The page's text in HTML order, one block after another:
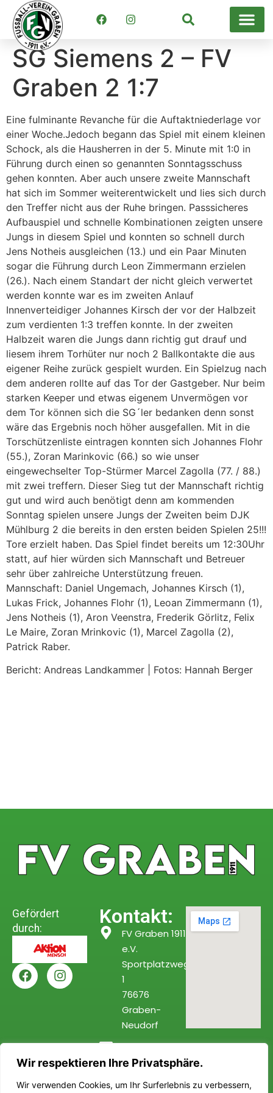
Wir respektieren Ihre Privatsphäre.
Wir verwenden Cookies, um Ihr Surferlebnis zu verbessern,
Suchen
SG Siemens 2 – FV
Graben 2 1:7
Eine fulminante Revanche für die Auftaktniederlage vor
einer Woche.Jedoch begann das Spiel mit einem kleinen
Schock, als die Hausherren in der 5. Minute mit 1:0 in
Führung durch einen so genannten Sonntagsschuss
gehen konnten. Aber auch unsere zweite Mannschaft
hat sich im Sommer weiterentwickelt und lies sich durch
den Treffer nicht aus der Ruhe bringen. Passsicheres
Aufbauspiel und schnelle Kombinationen zeigten unsere
Jungs in diesem Spiel und konnten so schnell durch
Jens Notheis ausgleichen (13.) und ein Paar Minuten
sogar die Führung durch Leon Zimmermann erzielen
(26.). Nach einem Standart der nicht gleich verwertet
werden konnte war es im zweiten Anlauf
Innenverteidiger Johannes Kirsch der vor der Halbzeit
zum verdienten 1:3 treffen konnte. In der zweiten
Halbzeit waren die Jungs dann richtig gut drauf und
liesem ihrem Torhüter nur noch 2 Ballkontakte die aus
eigener Reihe zurück gespielt wurden. Ein Spielzug nach
dem anderen rollte auf das Tor der Gastgeber. Nur beim
starken Keeper und etwas eigenem Unvermögen vor
dem Tor können sich die SG´ler bedanken denn sonst
wäre das Ergebnis noch höher ausgefallen. Mit in die
Torschützenliste eintragen konnten sich Johannes Flohr
(55.), Zoran Marinkovic (66.) so wie unser
eingewechselter Top-Stürmer Marcel Zagolla (77. / 88.)
mit zwei treffern. Dieser Sieg tut der Mannschaft richtig
gut und wird auch benötigt denn am kommenden
Sonntag spielen unsere Jungs der Zweiten beim DJK
Mühlburg 2 die bereits in den ersten beiden Spielen 25!!!
Tore erzielt haben. Das Spiel findet bereits um 12:30Uhr
statt, auf hier würden sich Mannschaft und Betreuer
sehr über zahlreiche Unterstützung freuen.
Mannschaft: Daniel Ungemach, Johannes Kirsch (1),
Lukas Frick, Johannes Flohr (1), Leoan Zimmermann (1),
Jens Notheis (1), Aron Veenstra, Frederik Görlitz, Felix
Le Maire, Zoran Mrinkovic (1), Marcel Zagolla (2),
Patrick Raber.
Bericht: Andreas Landkammer | Fotos: Hannah Berger
Gefördert
durch:
Kontakt:
FV Graben 1911
e.V.
Sportplatzweg
1
76676
Graben-
Neudorf
graben.de